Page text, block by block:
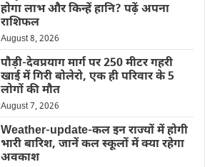
होगा लाभ और किन्हें हानि? पढ़ें अपना
राशिफल
August 8, 2026
पौड़ी-देवप्रयाग मार्ग पर 250 मीटर गहरी
खाई में गिरी बोलेरो, एक ही परिवार के 5
लोगों की मौत
August 7, 2026
Weather-update-कल इन राज्यों में होगी
भारी बारिश, जानें कल स्कूलों में क्या रहेगा
अवकाश